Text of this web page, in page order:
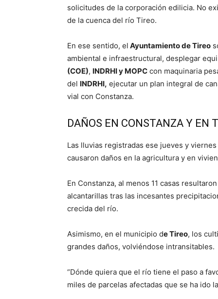
solicitudes de la corporación edilicia. No
de la cuenca del río Tireo.
En ese sentido, el Ayuntamiento de Tireo
ambiental e infraestructural, desplegar
(COE), INDRHI y MOPC con maquinaria
del INDRHI, ejecutar un plan integral de
vial con Constanza.
DAÑOS EN CONSTANZA Y EN
Las lluvias registradas ese jueves y
causaron daños en la agricultura y en
En Constanza, al menos 11 casas
alcantarillas tras las incesantes
crecida del río.
Asimismo, en el municipio de Tireo, los
grandes daños, volviéndose intransitables.
“Dónde quiera que el río tiene el paso a
miles de parcelas afectadas que se ha ido